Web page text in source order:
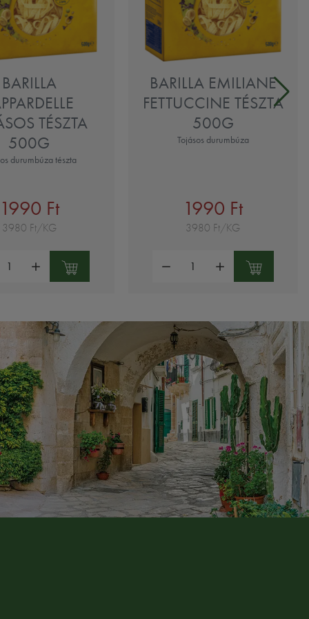
BARILLA
TÉSZTA
500G
durumbúza tészta
Ft
3980 Ft/KG
BARILLA EMILIANE
FETTUCCINE TÉSZTA
500G
Tojásos durumbúza
1990 Ft
3980 Ft/KG